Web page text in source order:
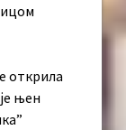
открила
њен